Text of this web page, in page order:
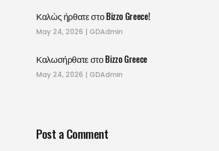
Καλώς ήρθατε στο Bizzo Greece!
May 24, 2026 GDAdmin
Καλωσήρθατε στο Bizzo Greece
May 24, 2026 GDAdmin
Post a Comment